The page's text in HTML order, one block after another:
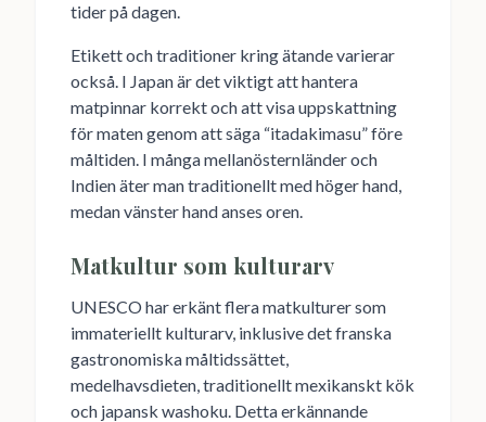
tider på dagen.
Etikett och traditioner kring ätande varierar
också. I Japan är det viktigt att hantera
matpinnar korrekt och att visa uppskattning
för maten genom att säga “itadakimasu” före
måltiden. I många mellanösternländer och
Indien äter man traditionellt med höger hand,
medan vänster hand anses oren.
Matkultur som kulturarv
UNESCO har erkänt flera matkulturer som
immateriellt kulturarv, inklusive det franska
gastronomiska måltidssättet,
medelhavsdieten, traditionellt mexikanskt kök
och japansk washoku. Detta erkännande